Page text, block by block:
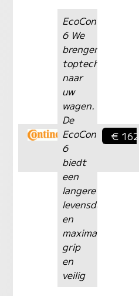
EcoContact
6 We
brengen
toptechnologie
naar
uw
wagen.
De
EcoContact™
6
biedt
een
langere
levensduur
en
maximale
grip
en
veilig
€ 162,-